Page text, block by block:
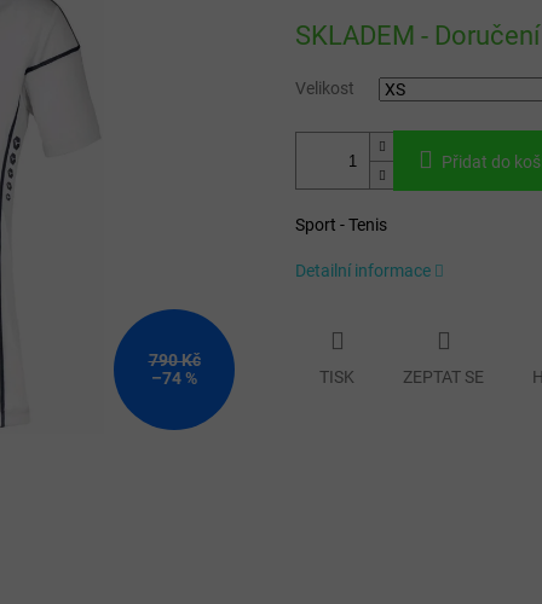
790 Kč
–74 %
cena:
SKLADEM -
Velikost
Přidat do
Sport - Tenis
Detailní informace
TISK ZEPTAT SE